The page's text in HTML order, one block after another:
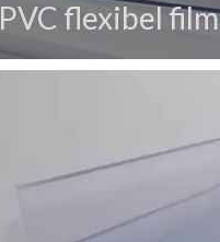
PVC flexibel film